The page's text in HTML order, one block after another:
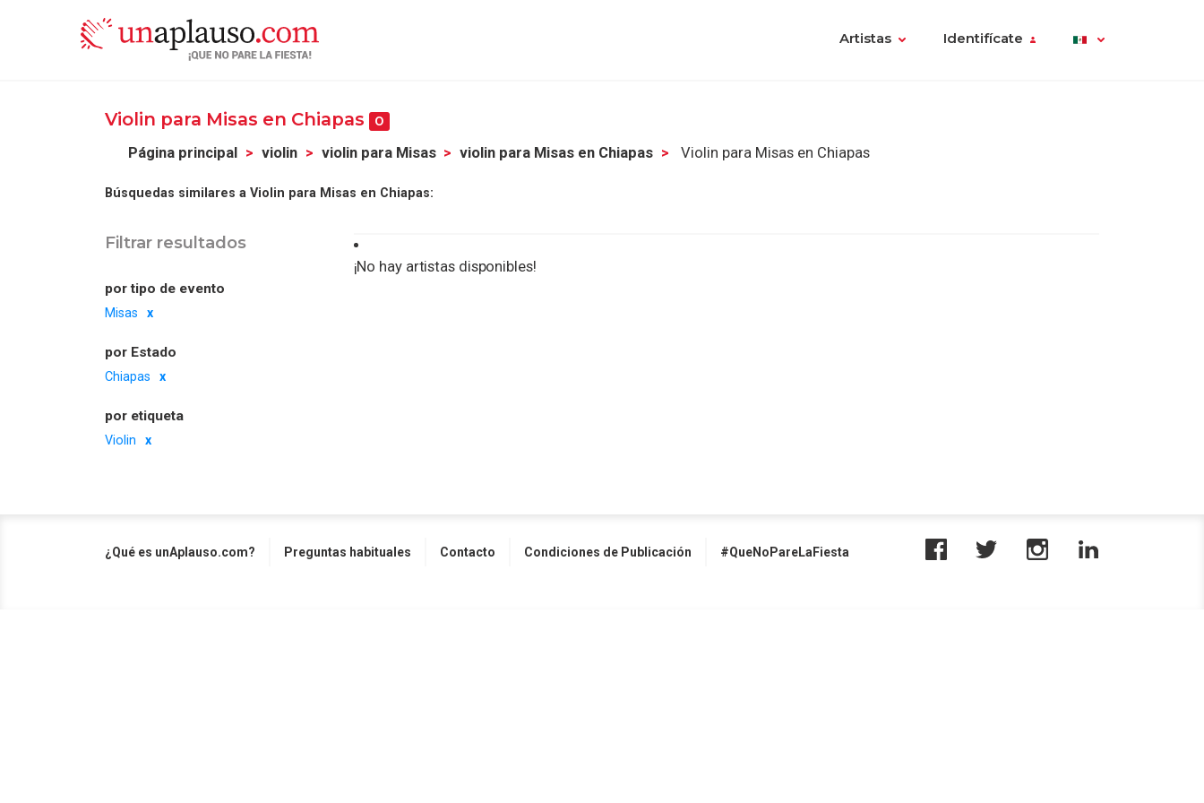
Artistas Identifícate
Violin para Misas en Chiapas 0
Página principal violin violin para Misas violin para Misas en Chiapas Violin para Misas en Chiapas
Búsquedas similares a Violin para Misas en Chiapas:
Filtrar resultados
por tipo de evento
Misas
por Estado
Chiapas
por etiqueta
Violin
¡No hay artistas disponibles!
¿Qué es unAplauso.com? Preguntas habituales Contacto Condiciones de Publicación #QueNoPareLaFiesta